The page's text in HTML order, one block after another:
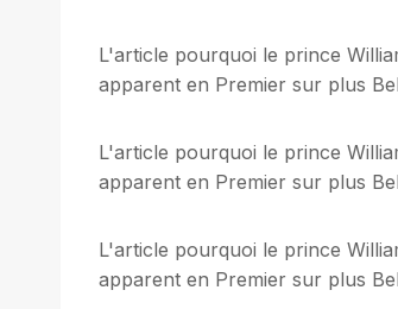
L'article pourquoi le prince
apparent en Premier sur plus
L'article pourquoi le prince
apparent en Premier sur plus
L'article pourquoi le prince
apparent en Premier sur plus